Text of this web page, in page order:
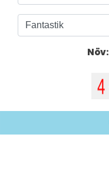
Növ: